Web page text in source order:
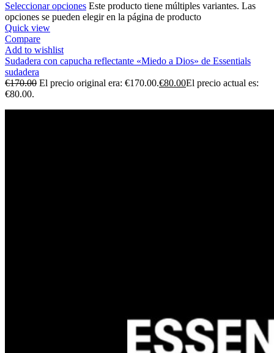
Seleccionar opciones Este producto tiene múltiples variantes. Las
opciones se pueden elegir en la página de producto
Quick view
Compare
Add to wishlist
Sudadera con capucha reflectante «Miedo a Dios» de Essentials
sudadera
€170.00 El precio original era: €170.00.€80.00El precio actual es:
€80.00.